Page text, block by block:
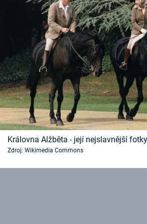
Královna Alžběta - její nejslavnější
Zdroj: Wikimedia Commons